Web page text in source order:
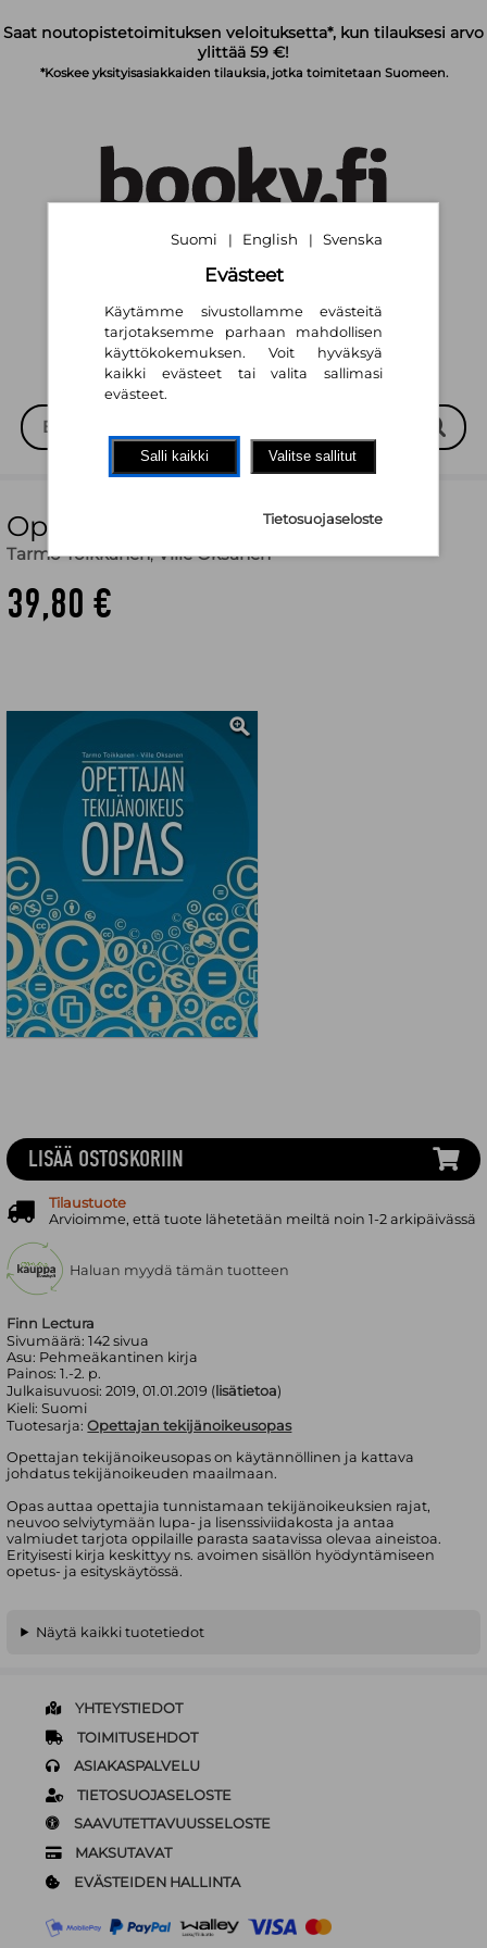
Saat noutopistetoimituksen veloituksetta*, kun tilauksesi arvo
ylittää 59 €!
*Koskee yksityisasiakkaiden tilauksia, jotka toimitetaan Suomeen.
Opettajan tekijänoikeusopas
Tarmo Toikkanen,Ville Oksanen
39,80 €
Finn Lectura
Sivumäärä:142 sivua
Asu: Pehmeäkantinen kirja
Painos:1.-2. p.
Julkaisuvuosi:2019, 01.01.2019 ( lisätietoa)
Kieli:Suomi
Tuotesarja: Opettajan tekijänoikeusopas
Opettajan tekijänoikeusopas on käytännöllinen ja kattava
johdatus tekijänoikeuden maailmaan.
Opas auttaa opettajia tunnistamaan tekijänoikeuksien rajat,
neuvoo selviytymään lupa- ja lisenssiviidakosta ja antaa
valmiudet tarjota oppilaille parasta saatavissa olevaa aineistoa.
Erityisesti kirja keskittyy ns. avoimen sisällön hyödyntämiseen
opetus- ja esityskäytössä.
LISÄÄ OSTOSKORIIN
Tilaustuote
Arvioimme, että tuote lähetetään meiltä noin 1-2 arkipäivässä
Haluan myydä tämän tuotteen
Näytä kaikki tuotetiedot
YHTEYSTIEDOT
TOIMITUSEHDOT
ASIAKASPALVELU
TIETOSUOJASELOSTE
SAAVUTETTAVUUSSELOSTE
MAKSUTAVAT
EVÄSTEIDEN HALLINTA
Suomi | English | Svenska
Evästeet
Käytämme sivustollamme evästeitä
tarjotaksemme parhaan mahdollisen
käyttökokemuksen. Voit hyväksyä
kaikki evästeet tai valita sallimasi
evästeet.
Salli kaikki Valitse sallitut
Tietosuojaseloste